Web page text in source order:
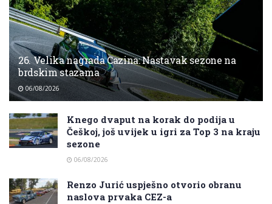
26. Velika nagrada Cazina: Nastavak sezone na
brdskim stazama
06/08/2026
Knego dvaput na korak do podija u
Češkoj, još uvijek u igri za Top 3 na kraju
sezone
06/08/2026
Renzo Jurić uspješno otvorio obranu
naslova prvaka CEZ-a